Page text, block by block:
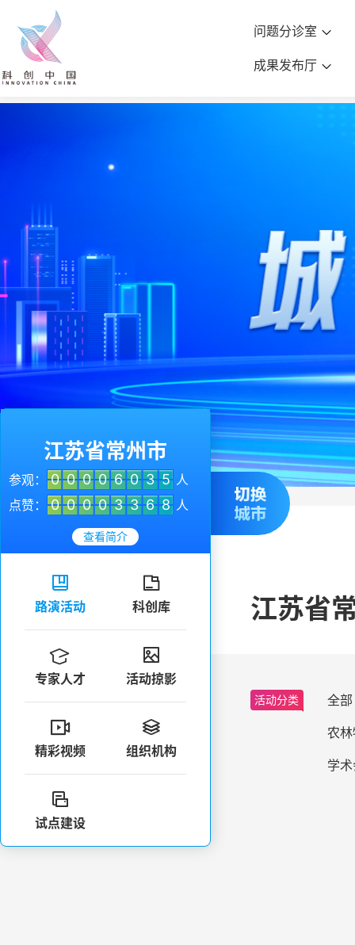
问题分诊室
成果发布厅
江苏省
江苏省常州市
参观： 0 0 0 0 6 0 3 5 人
点赞：
0 0 0 0 3 3 6 8 人
查看简介

路演活动

科创库

专家人才

活动掠影

精彩视频

组织机构

试点建设
活动分类 全部
农
学